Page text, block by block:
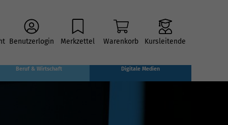
Benutzerlogin Merkzettel Warenkorb Kursleitende
Beruf & Wirtschaft Digitale Medien